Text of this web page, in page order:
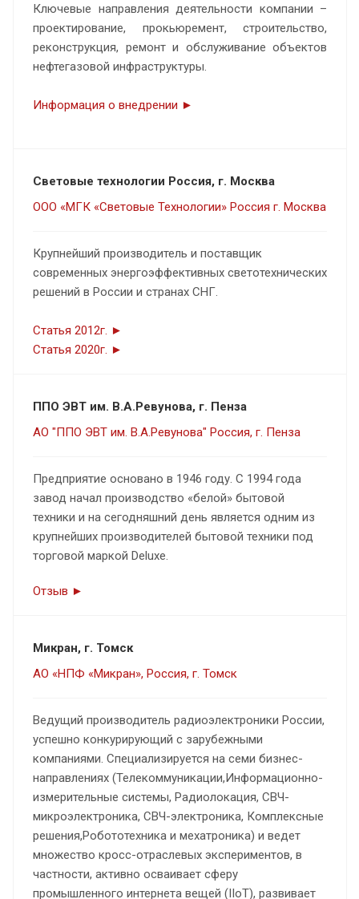
Ключевые направления деятельности компании –
проектирование, прокьюремент, строительство,
реконструкция, ремонт и обслуживание объектов
нефтегазовой инфраструктуры.
Информация о внедрении ►
Световые технологии Россия, г. Москва
ООО «МГК «Световые Технологии» Россия г. Москва
Крупнейший производитель и поставщик
современных энергоэффективных светотехнических
решений в России и странах СНГ.
Статья 2012г. ►
Статья 2020г. ►
ППО ЭВТ им. В.А.Ревунова, г. Пенза
АО "ППО ЭВТ им. В.А.Ревунова" Россия, г. Пенза
Предприятие основано в 1946 году. С 1994 года
завод начал производство «белой» бытовой
техники и на сегодняшний день является одним из
крупнейших производителей бытовой техники под
торговой маркой Deluxe.
Отзыв ►
Микран, г. Томск
АО «НПФ «Микран», Россия, г. Томск
Ведущий производитель радиоэлектроники России,
успешно конкурирующий с зарубежными
компаниями. Специализируется на семи бизнес-
направлениях (Телекоммуникации,Информационно-
измерительные системы, Радиолокация, СВЧ-
микроэлектроника, СВЧ-электроника, Комплексные
решения,Робототехника и мехатроника) и ведет
множество кросс-отраслевых экспериментов, в
частности, активно осваивает сферу
промышленного интернета вещей (IIoT), развивает